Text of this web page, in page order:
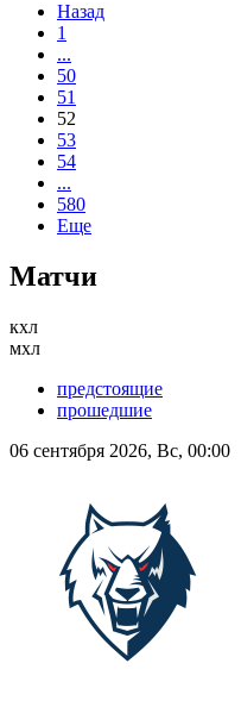
Назад
1
...
50
51
52
53
54
...
580
Еще
Матчи
кхл
мхл
предстоящие
прошедшие
06 сентября 2026, Вс, 00:00